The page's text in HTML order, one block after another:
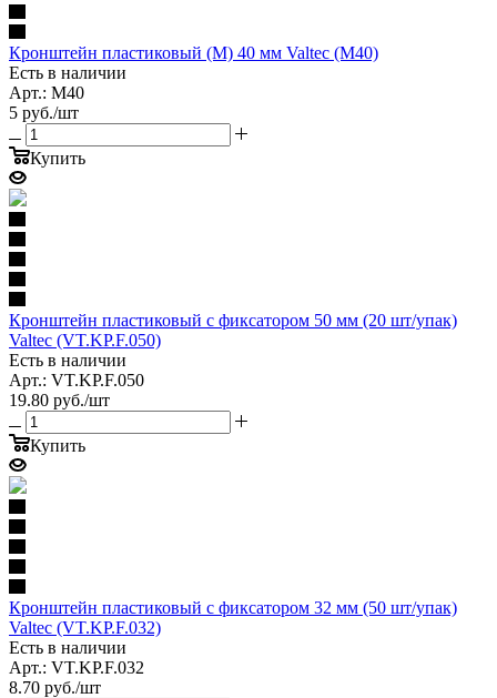
Кронштейн пластиковый (М) 40 мм Valtec (M40)
Есть в наличии
Арт.: M40
5 руб./шт
Купить
Кронштейн пластиковый c фиксатором 50 мм (20 шт/упак)
Valtec (VT.KP.F.050)
Есть в наличии
Арт.: VT.KP.F.050
19.80 руб./шт
Купить
Кронштейн пластиковый c фиксатором 32 мм (50 шт/упак)
Valtec (VT.KP.F.032)
Есть в наличии
Арт.: VT.KP.F.032
8.70 руб./шт